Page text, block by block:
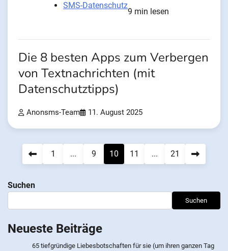
SMS-Datenschutz
9 min lesen
Die 8 besten Apps zum Verbergen
von Textnachrichten (mit
Datenschutztipps)
Anonsms-Team 11. August 2025
Beitragsnavigation
1 ... 9 10 11 ... 21
Suchen
Suchen
Neueste Beiträge
65 tiefgründige Liebesbotschaften für sie (um ihren ganzen Tag